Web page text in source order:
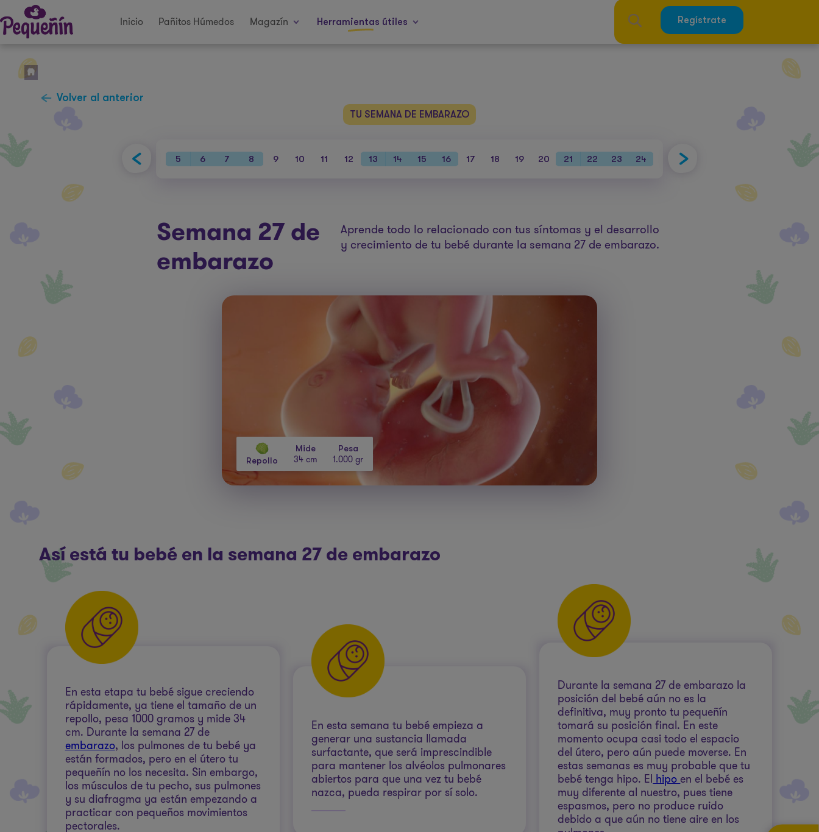
Inicio Pañitos Húmedos Magazín Herramientas útiles Regístrate
Volver al anterior
TU SEMANA DE EMBARAZO
34 35 39 5 6 7 8 9 10 11 12 13 14 15 16 17 18 19 20 21 22 23 24 26 30 31
Semana 27 de
embarazo
Aprende todo lo relacionado con tus síntomas y el desarrollo
y crecimiento de tu bebé durante la semana 27 de embarazo.
Repollo
Mide
34 cm
Pesa
1.000 gr
Así está tu bebé en la semana 27 de embarazo
En esta etapa tu bebé sigue creciendo
rápidamente, ya tiene el tamaño de un
repollo, pesa 1000 gramos y mide 34
cm. Durante la semana 27 de
embarazo, los pulmones de tu bebé ya
están formados, pero en el útero tu
pequeñín no los necesita. Sin embargo,
los músculos de tu pecho, sus pulmones
y su diafragma ya están empezando a
practicar con pequeños movimientos
pectorales.
En esta semana tu bebé empieza a
generar una sustancia llamada
surfactante, que será imprescindible
para mantener los alvéolos pulmonares
abiertos para que una vez tu bebé
nazca, pueda respirar por sí solo.
Durante la semana 27 de embarazo la
posición del bebé aún no es la
definitiva, muy pronto tu pequeñín
tomará su posición final. En este
momento ocupa casi todo el espacio
del útero, pero aún puede moverse. En
estas semanas es muy probable que tu
bebé tenga hipo. El hipo en el bebé es
muy diferente al nuestro, pues tiene
espasmos, pero no produce ruido
debido a que aún no tiene aire en los